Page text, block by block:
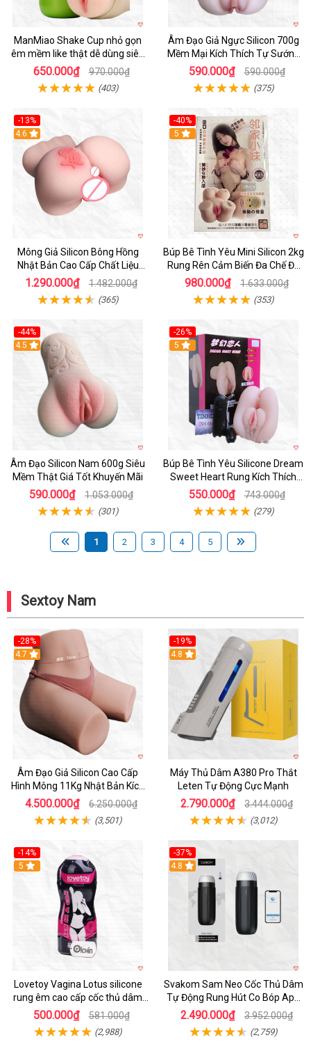
ManMiao Shake Cup nhỏ gọn
êm mềm like thật dễ dùng siêu
hưng phấn
650.000₫ 970.000₫
(403)
Âm Đạo Giả Ngực Silicon 700g
Mềm Mại Kích Thích Tự Sướng
Nam
590.000₫ 590.000₫
(375)
-13%
4.6
Mông Giả Silicon Bông Hồng
Nhật Bản Cao Cấp Chất Liệu
Mềm Mại
1.290.000₫ 1.482.000₫
(365)
-40%
5
Búp Bê Tình Yêu Mini Silicon 2kg
Rung Rên Cảm Biến Đa Chế Độ
Sành Điệu
980.000₫ 1.633.000₫
(353)
-44%
4.5
Âm Đạo Silicon Nam 600g Siêu
Mềm Thật Giá Tốt Khuyến Mãi
590.000₫ 1.053.000₫
(301)
-26%
Hot
5
Búp Bê Tình Yêu Silicone Dream
Sweet Heart Rung Kích Thích
Mua
550.000₫ 743.000₫
(279)
1 2 3 4 5
Sextoy Nam
-28%
4.7
Âm Đạo Giả Silicon Cao Cấp
Hình Mông 11Kg Nhật Bản Kích
Thước Như Thật
4.500.000₫ 6.250.000₫
(3,501)
-19%
Hot
4.8
Máy Thủ Dâm A380 Pro Thắt
Leten Tự Động Cực Mạnh
2.790.000₫ 3.444.000₫
(3,012)
-14%
Hot
5
Lovetoy Vagina Lotus silicone
rung êm cao cấp cốc thủ dâm
nam
500.000₫ 581.000₫
(2,988)
-37%
4.8
Svakom Sam Neo Cốc Thủ Dâm
Tự Động Rung Hút Co Bóp App
Điều Khiển
2.490.000₫ 3.952.000₫
(2,759)